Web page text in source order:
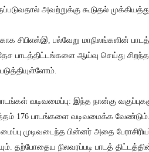
அவற்றுக்கு கூடுதல்
சிபிஎஸ்இ, பல்வேறு மாநிலங்களின்
பாடத்திட்டங்களை ஆய்வு செய்து
வடிவமைப்பு: இந்த நான்கு
176 பாடங்களை வடிவமைக்க
முடிவடைந்த பின்னர் அதை
தற்போதைய நிலவரப்படி பாடத்